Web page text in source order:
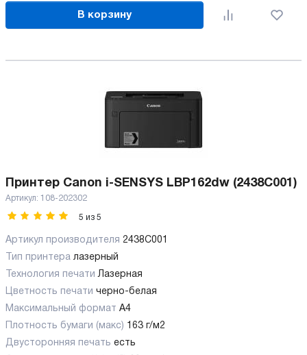
В корзину
Принтер Canon i-SENSYS LBP162dw (2438C001)
Артикул: 108-202302
5 из 5
Артикул производителя 2438C001
Тип принтера лазерный
Технология печати Лазерная
Цветность печати черно-белая
Максимальный формат А4
Плотность бумаги (макс) 163 г/м2
Двусторонняя печать есть